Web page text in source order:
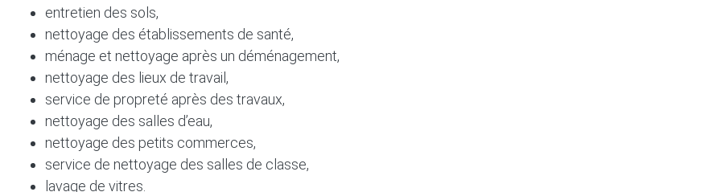
entretien des sols,
nettoyage des établissements de santé,
ménage et nettoyage après un déménagement,
nettoyage des lieux de travail,
service de propreté après des travaux,
nettoyage des salles d’eau,
nettoyage des petits commerces,
service de nettoyage des salles de classe,
lavage de vitres.